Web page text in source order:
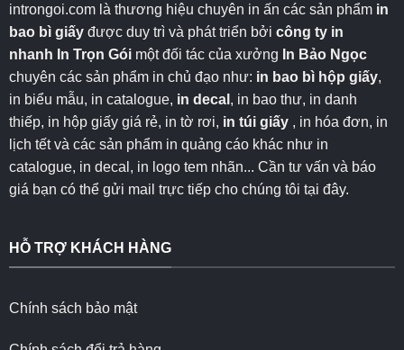
introngoi.com là thương hiệu chuyên in ấn các sản phẩm in
bao bì giấyđược duy trì và phát triển bởi công ty in
nhanh In Trọn Góimột đối tác của xưởng In Bảo Ngọc
chuyên các sản phẩm in chủ đạo như: in bao bì hộp giấy,
in biểu mẫu, in catalogue, in decal , in bao thư, in danh
thiếp, in hộp giấy giá rẻ, in tờ rơi, in túi giấy, in hóa đơn, in
lịch tết và các sản phẩm in quảng cáo khác như in
catalogue, in decal, in logo tem nhãn... Cần tư vấn và báo
giá bạn có thể gửi mail trực tiếp cho chúng tôi tại đây.
HỖ TRỢ KHÁCH HÀNG
Chính sách bảo mật